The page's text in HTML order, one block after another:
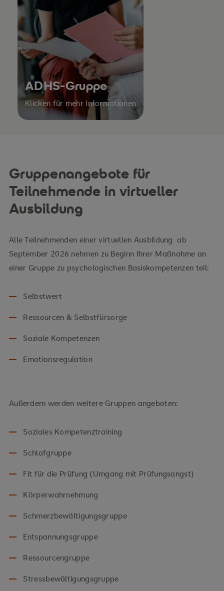
ADHS-Gruppe
Klicken für mehr Informationen
Gruppenangebote für
Teilnehmende in virtueller
Ausbildung
Alle Teilnehmenden einer virtuellen Ausbildung ab
September 2026 nehmen zu Beginn Ihrer Maßnahme an
einer Gruppe zu psychologischen Basiskompetenzen teil:
Selbstwert
Ressourcen & Selbstfürsorge
Soziale Kompetenzen
Emotionsregulation
Außerdem werden weitere Gruppen angeboten:
Soziales Kompetenztraining
Schlafgruppe
Fit für die Prüfung (Umgang mit Prüfungsangst)
Körperwahrnehmung
Schmerzbewältigungsgruppe
Entspannungsgruppe
Ressourcengruppe
Stressbewältigungsgruppe